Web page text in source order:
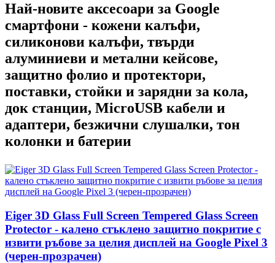
Най-новите аксесоари за Google
смартфони - кожени калъфи,
силиконови калъфи, твърди
алуминиеви и метални кейсове,
защитно фолио и протектори,
поставки, стойки и зарядни за кола,
док станции, MicroUSB кабели и
адаптери, безжични слушалки, тон
колонки и батерии
Eiger 3D Glass Full Screen Tempered Glass Screen
Protector - калено стъклено защитно покритие с
извити ръбове за целия дисплей на Google Pixel 3
(черен-прозрачен)